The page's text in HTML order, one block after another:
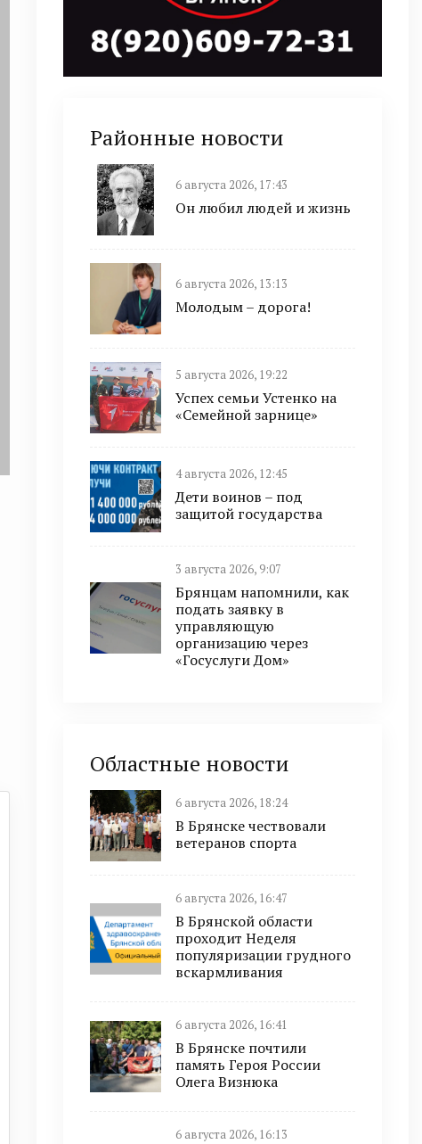
Районные новости
6 августа 2026, 17:43
Он любил людей и жизнь
6 августа 2026, 13:13
Молодым – дорога!
5 августа 2026, 19:22
Успех семьи Устенко на
«Семейной зарнице»
4 августа 2026, 12:45
Дети воинов – под
защитой государства
3 августа 2026, 9:07
Брянцам напомнили, как
подать заявку в
управляющую
организацию через
«Госуслуги Дом»
Областные новости
6 августа 2026, 18:24
В Брянске чествовали
ветеранов спорта
6 августа 2026, 16:47
В Брянской области
проходит Неделя
популяризации грудного
вскармливания
6 августа 2026, 16:41
В Брянске почтили
память Героя России
Олега Визнюка
6 августа 2026, 16:13